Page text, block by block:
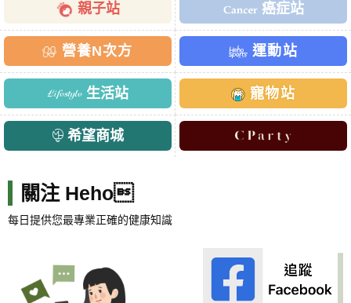
親子站 癌症站
營養N次方 運動站
生活站 寵物站
希望商城
關注 Heho
每日提供您最專業正確的健康知識